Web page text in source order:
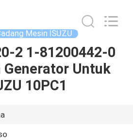
Mesin ISUZU
2 1-81200442-0
Untuk
10PC1